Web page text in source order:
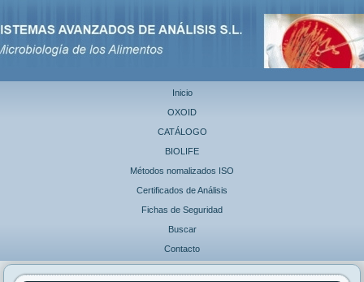
Inicio
OXOID
CATÁLOGO
BIOLIFE
Métodos nomalizados ISO
Certificados de Análisis
Fichas de Seguridad
Buscar
Contacto